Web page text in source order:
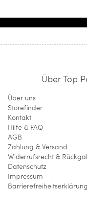
Über Top
Über uns
Storefinder
Kontakt
Hilfe & FAQ
AGB
Zahlung & Versand
Widerrufsrecht &
Datenschutz
Impressum
Barrierefreiheitserklärung